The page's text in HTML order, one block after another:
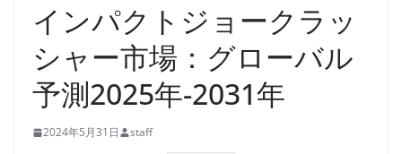
インパクトジョークラッ
シャー市場：グローバル
予測2025年-2031年
2024年5月31日 staff